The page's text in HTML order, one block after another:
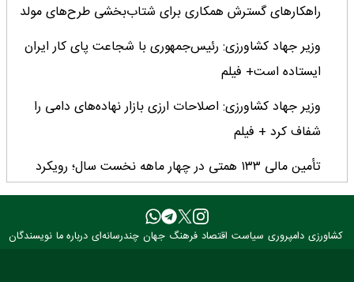
راهکارهای گسترش همکاری برای شتاب‌بخشی طرح‌های مولد
وزیر جهاد کشاورزی: رئیس‌جمهوری با شجاعت پای کار ایران
ایستاده است+ فیلم
وزیر جهاد کشاورزی: اصلاحات ارزی بازار نهاده‌های دامی را
شفاف کرد + فیلم
تأمین مالی ۱۳۳ همتی در چهار ماهه نخست سال؛ رویکرد
هدفمند بانک کشاورزی برای تضمین امنیت غذایی
فراخوان بین‌المللی فائو برای طراحی پوستر روز جهانی غذاکشاورزی دامپروری سیاست اقتصاد فرهنگ جهان چندرسانه‌ای درباره ما نویسندگان